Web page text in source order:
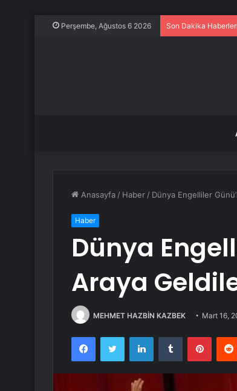
Perşembe, Ağustos 6 2026 Son Dakika Haberleri
Anasayfa / Haber / Dünya Engelliler
Haber
Dünya
Araya
MEHMET HAZBİN KAZBEK Mart 16,
FacebookTwitter LinkedInTumblr